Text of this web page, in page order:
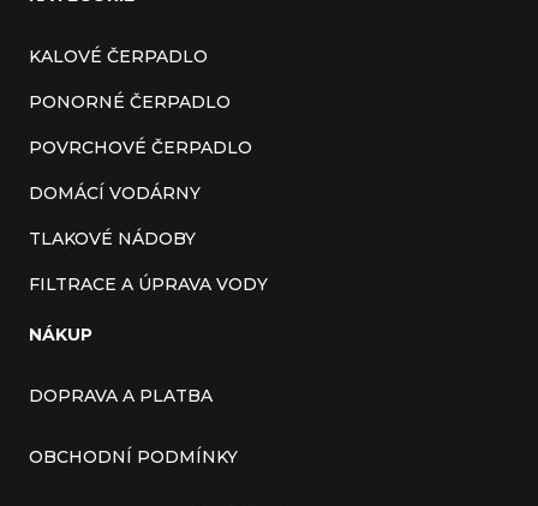
KALOVÉ ČERPADLO
PONORNÉ ČERPADLO
POVRCHOVÉ ČERPADLO
DOMÁCÍ VODÁRNY
TLAKOVÉ NÁDOBY
FILTRACE A ÚPRAVA VODY
NÁKUP
DOPRAVA A PLATBA
OBCHODNÍ PODMÍNKY